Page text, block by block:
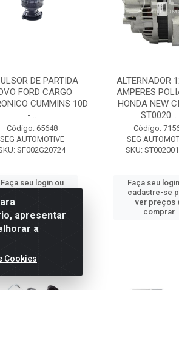
DE PARTIDA
FORD CARGO
CUMMINS 10D
-...
Código: 65648
SEG AUTOMOTIVE
SF002G20724
Faça seu login ou
ver preços e
comprar
ALTERNADOR
AMPERES
HONDA NEW
ST0020...
Código:
SEG
SKU:
Faça seu
cadastre-se
ver preços
comprar
apresentar
a
Cookies